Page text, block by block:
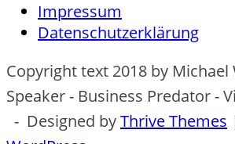
Impressum
Datenschutzerklärung
Copyright text 2018 by Michael
Speaker - Business Predator -
- Designed byThrive Themes